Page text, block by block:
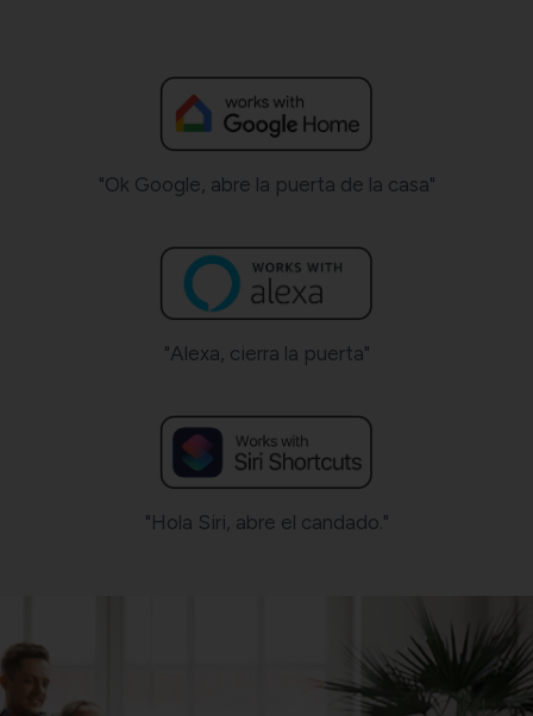
"Ok Google, abre la puerta de la casa"
"Alexa, cierra la puerta"
"Hola Siri, abre el candado."